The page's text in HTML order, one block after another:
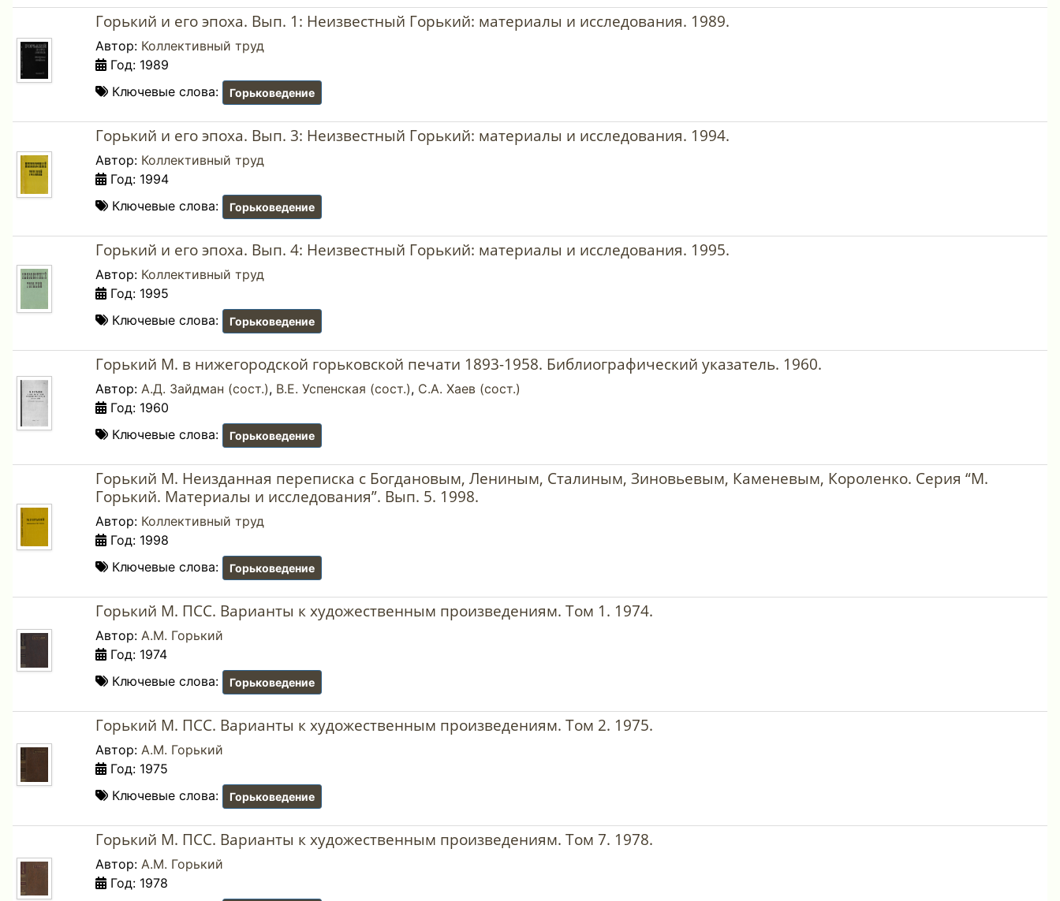
Горький и его эпоха. Вып. 1: Неизвестный Горький: материалы и исследования. 1989.
Автор: Коллективный труд
Год: 1989
Ключевые слова:
Горьковедение
Горький и его эпоха. Вып. 3: Неизвестный Горький: материалы и исследования. 1994.
Автор: Коллективный труд
Год: 1994
Ключевые слова:
Горьковедение
Горький и его эпоха. Вып. 4: Неизвестный Горький: материалы и исследования. 1995.
Автор: Коллективный труд
Год: 1995
Ключевые слова:
Горьковедение
Горький М. в нижегородской горьковской печати 1893-1958. Библиографический указатель. 1960.
Автор: А.Д. Зайдман (сост.), В.Е. Успенская (сост.), С.А. Хаев (сост.)
Год: 1960
Ключевые слова:
Горьковедение
Горький М. Неизданная переписка с Богдановым, Лениным, Сталиным, Зиновьевым, Каменевым, Короленко. Серия “М.
Горький. Материалы и исследования”. Вып. 5. 1998.
Автор: Коллективный труд
Год: 1998
Ключевые слова:
Горьковедение
Горький М. ПСС. Варианты к художественным произведениям. Том 1. 1974.
Автор: А.М. Горький
Год: 1974
Ключевые слова:
Горьковедение
Горький М. ПСС. Варианты к художественным произведениям. Том 2. 1975.
Автор: А.М. Горький
Год: 1975
Ключевые слова:
Горьковедение
Горький М. ПСС. Варианты к художественным произведениям. Том 7. 1978.
Автор: А.М. Горький
Год: 1978